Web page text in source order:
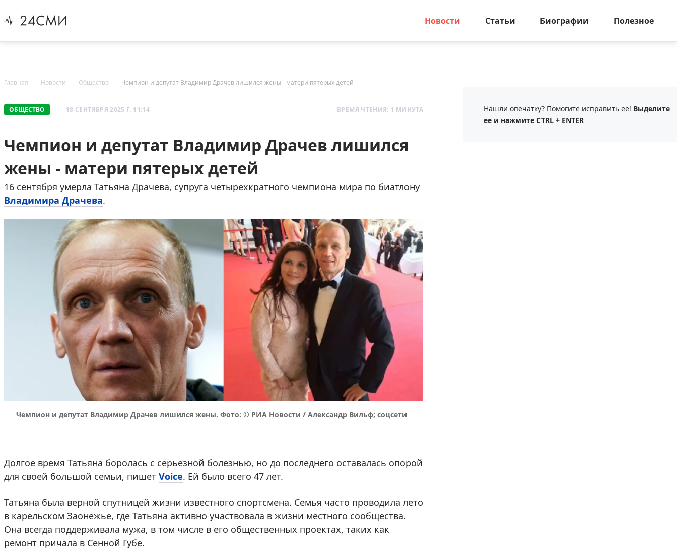
Новости Статьи Биографии Полезное
Главная Новости Общество Чемпион и депутат Владимир Драчев лишился жены - матери пятерых детей
ОБЩЕСТВО 18 СЕНТЯБРЯ 2025 Г. 11:14 ВРЕМЯ ЧТЕНИЯ: 1 МИНУТА
Чемпион и депутат Владимир Драчев лишился
жены - матери пятерых детей
16 сентября умерла Татьяна Драчева, супруга четырехкратного чемпиона мира по биатлону
Владимира Драчева.
Чемпион и депутат Владимир Драчев лишился жены. Фото: © РИА Новости / Александр Вильф; соцсети
Долгое время Татьяна боролась с серьезной болезнью, но до последнего оставалась опорой
для своей большой семьи, пишет Voice. Ей было всего 47 лет.
Татьяна была верной спутницей жизни известного спортсмена. Семья часто проводила лето
в карельском Заонежье, где Татьяна активно участвовала в жизни местного сообщества.
Она всегда поддерживала мужа, в том числе в его общественных проектах, таких как
ремонт причала в Сенной Губе.
Нашли опечатку? Помогите исправить её! Выделите
ее и нажмите CTRL + ENTER